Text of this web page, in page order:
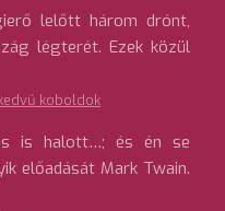
lelőtt három drónt,
légterét. Ezek közül
koboldok
is halott…; és én se
előadását Mark Twain.